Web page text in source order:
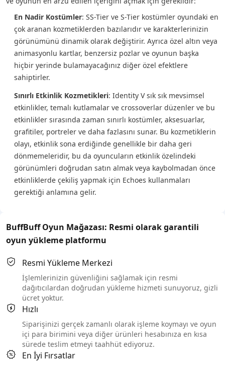
En Nadir Kostümler: SS-Tier ve S-Tier kostümler oyundaki en
çok aranan kozmetiklerden bazılarıdır ve karakterlerinizin
görünümünü dinamik olarak değiştirir. Ayrıca özel altın veya
animasyonlu kartlar, benzersiz pozlar ve oyunun başka
hiçbir yerinde bulamayacağınız diğer özel efektlere
sahiptirler.
Sınırlı Etkinlik Kozmetikleri: Identity V sık sık mevsimsel
etkinlikler, temalı kutlamalar ve crossoverlar düzenler ve bu
etkinlikler sırasında zaman sınırlı kostümler, aksesuarlar,
grafitiler, portreler ve daha fazlasını sunar. Bu kozmetiklerin
olayı, etkinlik sona erdiğinde genellikle bir daha geri
dönmemeleridir, bu da oyuncuların etkinlik özelindeki
görünümleri doğrudan satın almak veya kaybolmadan önce
etkinliklerde çekiliş yapmak için Echoes kullanmaları
gerektiği anlamına gelir.
BuffBuff Oyun Mağazası: Resmi olarak garantili
oyun yükleme platformu
Resmi Yükleme Merkezi
İşlemlerinizin güvenliğini sağlamak için resmi
dağıtıcılardan doğrudan yükleme hizmeti sunuyoruz, gizli
ücret yoktur.
Hızlı
Siparişinizi gerçek zamanlı olarak işleme koymayı ve oyun
içi para birimini veya diğer ürünleri hesabınıza en kısa
sürede teslim etmeyi taahhüt ediyoruz.
En İyi Fırsatlar